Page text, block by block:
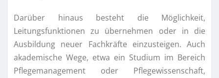
Darüber hinaus besteht die Möglichkeit,
Leitungsfunktionen zu übernehmen oder in die
Ausbildung neuer Fachkräfte einzusteigen. Auch
akademische Wege, etwa ein Studium im Bereich
Pflegemanagement oder Pflegewissenschaft,